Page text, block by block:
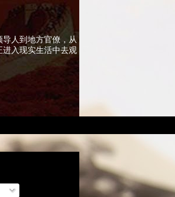
人到地方官僚，从
入现实生活中去观